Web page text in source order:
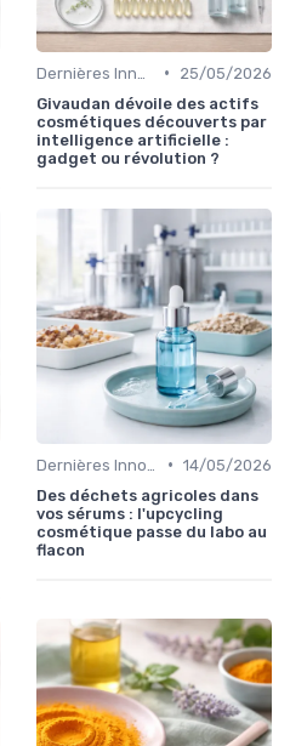
•
25/05/2026
Givaudan dévoile des actifs
cosmétiques découverts par
intelligence artificielle :
gadget ou révolution ?
• 14/05/2026
Des déchets agricoles dans
vos sérums : l'upcycling
cosmétique passe du labo au
flacon